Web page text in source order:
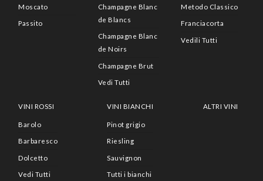
Moscato
Passito
Champagne Blanc
de Blancs
Champagne Blanc
de Noirs
Champagne Brut
Vedi Tutti
Metodo Classico
Franciacorta
Vedili Tutti
VINI ROSSI
Barolo
Barbaresco
Dolcetto
Vedi Tutti
VINI BIANCHI
Pinot grigio
Riesling
Sauvignon
Tutti i bianchi
ALTRI VINI